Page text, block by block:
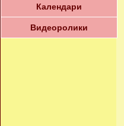
Календари
Видеоролики